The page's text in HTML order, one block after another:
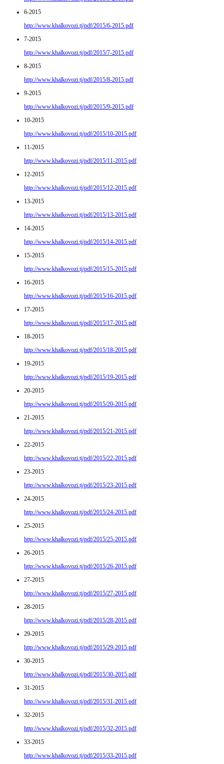
6-2015
http://www.khalkovozi.tj/pdf/2015/6-2015.pdf
7-2015
http://www.khalkovozi.tj/pdf/2015/7-2015.pdf
8-2015
http://www.khalkovozi.tj/pdf/2015/8-2015.pdf
9-2015
http://www.khalkovozi.tj/pdf/2015/9-2015.pdf
10-2015
http://www.khalkovozi.tj/pdf/2015/10-2015.pdf
11-2015
http://www.khalkovozi.tj/pdf/2015/11-2015.pdf
12-2015
http://www.khalkovozi.tj/pdf/2015/12-2015.pdf
13-2015
http://www.khalkovozi.tj/pdf/2015/13-2015.pdf
14-2015
http://www.khalkovozi.tj/pdf/2015/14-2015.pdf
15-2015
http://www.khalkovozi.tj/pdf/2015/15-2015.pdf
16-2015
http://www.khalkovozi.tj/pdf/2015/16-2015.pdf
17-2015
http://www.khalkovozi.tj/pdf/2015/17-2015.pdf
18-2015
http://www.khalkovozi.tj/pdf/2015/18-2015.pdf
19-2015
http://www.khalkovozi.tj/pdf/2015/19-2015.pdf
20-2015
http://www.khalkovozi.tj/pdf/2015/20-2015.pdf
21-2015
http://www.khalkovozi.tj/pdf/2015/21-2015.pdf
22-2015
http://www.khalkovozi.tj/pdf/2015/22-2015.pdf
23-2015
http://www.khalkovozi.tj/pdf/2015/23-2015.pdf
24-2015
http://www.khalkovozi.tj/pdf/2015/24-2015.pdf
25-2015
http://www.khalkovozi.tj/pdf/2015/25-2015.pdf
26-2015
http://www.khalkovozi.tj/pdf/2015/26-2015.pdf
27-2015
http://www.khalkovozi.tj/pdf/2015/27-2015.pdf
28-2015
http://www.khalkovozi.tj/pdf/2015/28-2015.pdf
29-2015
http://www.khalkovozi.tj/pdf/2015/29-2015.pdf
30-2015
http://www.khalkovozi.tj/pdf/2015/30-2015.pdf
31-2015
http://www.khalkovozi.tj/pdf/2015/31-2015.pdf
32-2015
http://www.khalkovozi.tj/pdf/2015/32-2015.pdf
33-2015
http://www.khalkovozi.tj/pdf/2015/33-2015.pdf